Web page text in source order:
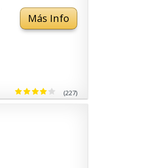
Más Info
(227)